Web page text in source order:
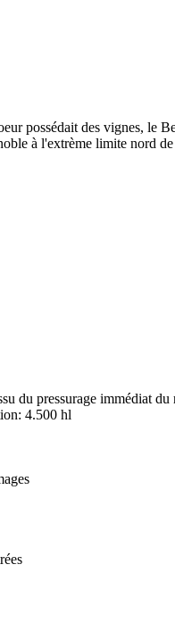
possédait des vignes, le
à l'extrème limite nord
du pressurage immédiat du
4.500 hl